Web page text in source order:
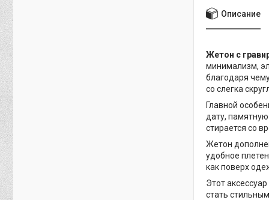
Описание
Жетон с
минимализм,
благодаря
со слегка
Главной
дату,
стирается со
Жетон
удобное
как поверх
Этот
стать